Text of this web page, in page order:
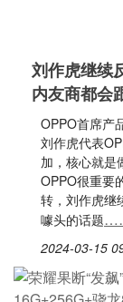
刘作虎继续
内友商都会
OPPO首席产
刘作虎代表
加，核心就是
OPPO很重要
转，刘作虎继
噱头的话题
2024-03-15